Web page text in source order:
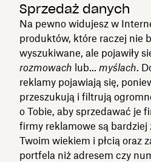
Sprzedaż danych
Na pewno widujesz w
produktów, które raczej nie
wyszukiwane, ale pojawiły
rozmowach lub... myślach.
reklamy pojawiają się,
przeszukują i filtrują
o Tobie, aby sprzedawać je
firmy reklamowe są bardziej
Twoim wiekiem i płcią oraz
portfela niż adresem czy